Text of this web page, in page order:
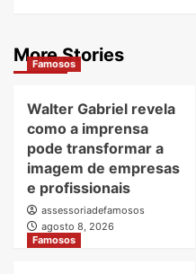
More Stories
Famosos
Walter Gabriel revela
como a imprensa
pode transformar a
imagem de empresas
e profissionais
assessoriadefamosos
agosto 8, 2026
Famosos